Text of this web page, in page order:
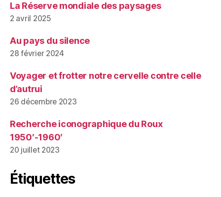
La Réserve mondiale des paysages
2 avril 2025
Au pays du silence
28 février 2024
Voyager et frotter notre cervelle contre celle
d’autrui
26 décembre 2023
Recherche iconographique du Roux
1950′-1960′
20 juillet 2023
Étiquettes